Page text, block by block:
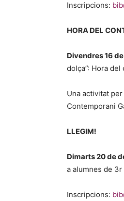
Inscripcions:
HORA DEL
Divendres 16
dolça”: Hora
Una activitat
Contemporani
LLEGIM!
Dimarts 20 de
a alumnes de
Inscripcions: